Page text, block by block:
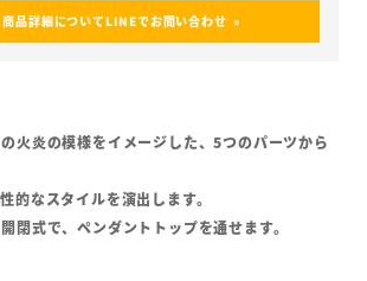
商品詳細についてLINEでお問い合わせ
の火炎の模様をイメージした、5つのパーツから
的なスタイルを演出します。
閉式で、ペンダントトップを通せます。